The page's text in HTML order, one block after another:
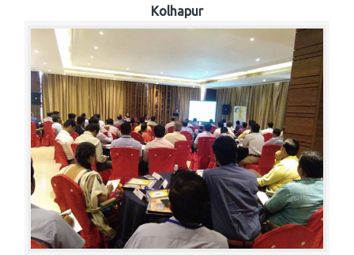
Kolhapur